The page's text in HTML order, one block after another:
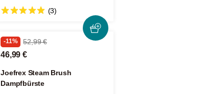
(3)
-11% 52,99 €
46,99 €
Joefrex Steam Brush
Dampfbürste